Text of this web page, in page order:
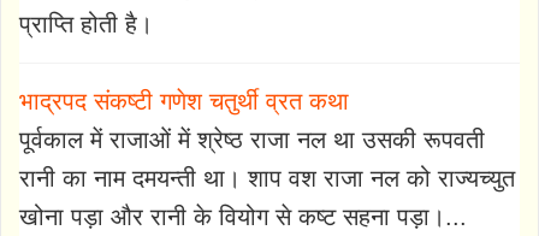
प्राप्ति होती है।
भाद्रपद संकष्टी गणेश चतुर्थी व्रत कथा
पूर्वकाल में राजाओं में श्रेष्ठ राजा नल था उसकी रूपवती
रानी का नाम दमयन्ती था। शाप वश राजा नल को राज्यच्युत
खोना पड़ा और रानी के वियोग से कष्ट सहना पड़ा।...